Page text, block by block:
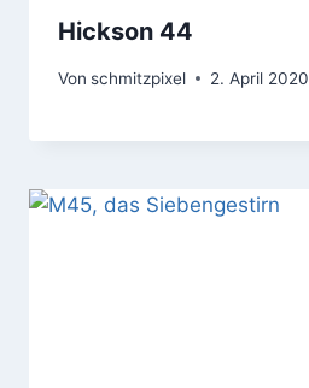
Hickson 44
Von schmitzpixel 2. April 2020